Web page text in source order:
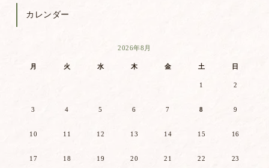
カレンダー
2026年8月
月 火 水 木 金 土 日
1 2
3 4 5 6 7 8 9
10 11 12 13 14 15 16
17 18 19 20 21 22 23